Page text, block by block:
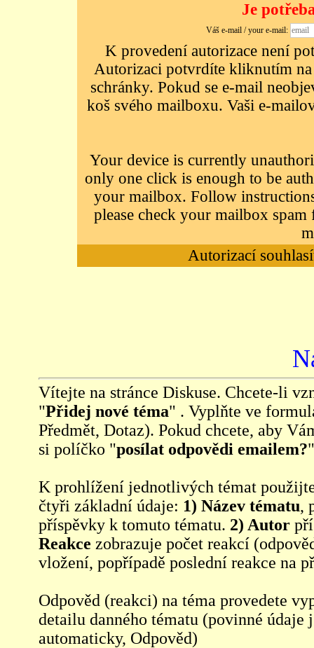
Je
Váš e-mail / your e-mail:
K provedení autorizace není
Autorizaci potvrdíte kliknutím na
schránky. Pokud se e-mail
koš svého mailboxu. Vaši e-
Your device is currently
only one click is enough to be
your mailbox. Follow
please check your mailbox
Autorizací
Vítejte na stránce Diskuse. Chcete-li
"Přidej nové téma" . Vyplňte ve
Předmět, Dotaz). Pokud chcete, aby
si políčko "posílat odpovědi emailem?
K prohlížení jednotlivých témat
čtyři základní údaje: 1) Název tématu,
příspěvky k tomuto tématu. 2) Autor
Reakce zobrazuje počet reakcí
vložení, popřípadě poslední reakce na
Odpověd (reakci) na téma provedete
detailu danného tématu (povinné údaje
automaticky, Odpověd)